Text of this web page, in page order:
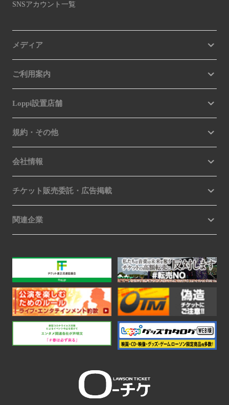
SNSアカウント一覧
メディア
ご利用案内
Loppi設置店舗
規約・その他
会社情報
チケット販売委託・広告掲載
関連企業